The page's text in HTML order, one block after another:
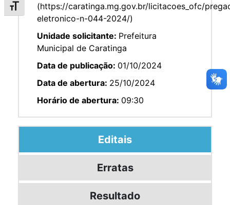
Alternar tamanho da fonte
(https://caratinga.mg.gov.br/licitacoes_ofc/
eletronico-n-044-2024/)
Unidade solicitante: Prefeitura
Municipal de Caratinga
Data de publicação: 01/10/2024
Data de abertura: 25/10/2024
Horário de abertura: 09:30
Editais
Erratas
Resultado